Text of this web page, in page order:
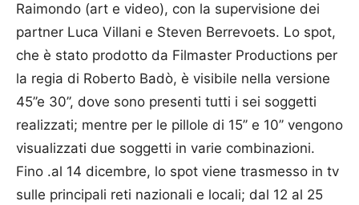
Raimondo (art e video), con la supervisione dei
partner Luca Villani e Steven Berrevoets. Lo spot,
che è stato prodotto da Filmaster Productions per
la regia di Roberto Badò, è visibile nella versione
45’’e 30’’, dove sono presenti tutti i sei soggetti
realizzati; mentre per le pillole di 15’’ e 10’’ vengono
visualizzati due soggetti in varie combinazioni.
Fino .al 14 dicembre, lo spot viene trasmesso in tv
sulle principali reti nazionali e locali; dal 12 al 25